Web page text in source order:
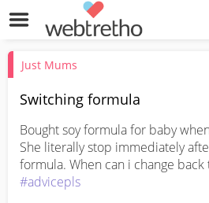
Just Mums
Switching formula
Bought soy formula for baby
She literally stop immediately
#advicepls